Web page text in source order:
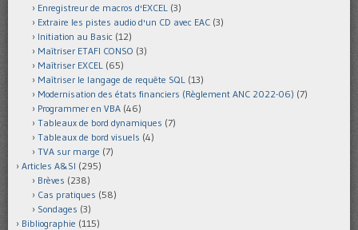
Enregistreur de macros d'EXCEL (3)
Extraire les pistes audio d'un CD avec EAC (3)
Initiation au Basic (12)
Maîtriser ETAFI CONSO (3)
Maîtriser EXCEL (65)
Maîtriser le langage de requête SQL (13)
Modernisation des états financiers (Règlement ANC 2022-06) (7)
Programmer en VBA (46)
Tableaux de bord dynamiques (7)
Tableaux de bord visuels (4)
TVA sur marge (7)
Articles A&SI (295)
Brèves (238)
Cas pratiques (58)
Sondages (3)
Bibliographie (115)